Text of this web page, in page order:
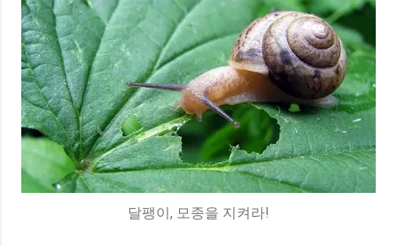
달팽이, 모종을 지켜라!